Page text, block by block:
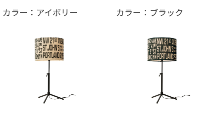
カラー：アイボリー カラー：ブラック